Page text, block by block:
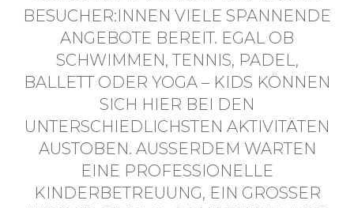
ESUCHER:INNEN VIELE SPANNENDE A
NGEBOTE BEREIT. EGAL OB S
CHWIMMEN, TENNIS, PADEL, B
ALLETT ODER YOGA – KIDS KÖNNEN S
ICH HIER BEI DEN U
NTERSCHIEDLICHSTEN AKTIVITÄTEN A
USTOBEN. AUSSERDEM WARTEN EI
NE PROFESSIONELLE KI
NDERBETREUUNG, EIN GROSSER IND